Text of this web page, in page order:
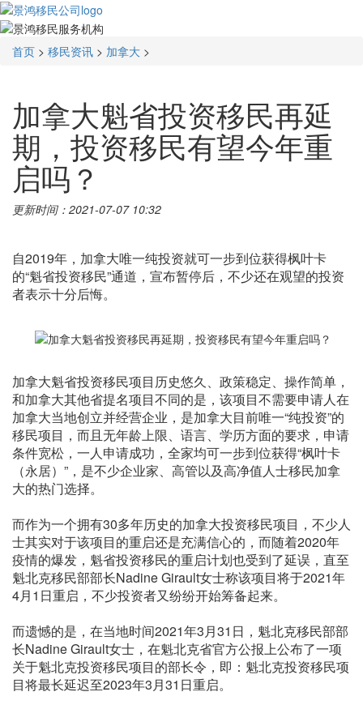
首页 > 移民资讯 > 加拿大 >
加拿大魁省投资移民再延
期，投资移民有望今年重
启吗？
更新时间：2021-07-07 10:32
自2019年，加拿大唯一纯投资就可一步到位获得枫叶卡
的“魁省投资移民”通道，宣布暂停后，不少还在观望的投资
者表示十分后悔。
加拿大魁省投资移民项目历史悠久、政策稳定、操作简单，
和加拿大其他省提名项目不同的是，该项目不需要申请人在
加拿大当地创立并经营企业，是加拿大目前唯一“纯投资”的
移民项目，而且无年龄上限、语言、学历方面的要求，申请
条件宽松，一人申请成功，全家均可一步到位获得“枫叶卡
（永居）”，是不少企业家、高管以及高净值人士移民加拿
大的热门选择。
而作为一个拥有30多年历史的加拿大投资移民项目，不少人
士其实对于该项目的重启还是充满信心的，而随着2020年
疫情的爆发，魁省投资移民的重启计划也受到了延误，直至
魁北克移民部部长Nadine Girault女士称该项目将于2021年
4月1日重启，不少投资者又纷纷开始筹备起来。
而遗憾的是，在当地时间2021年3月31日，魁北克移民部部
长Nadine Girault女士，在魁北克省官方公报上公布了一项
关于魁北克投资移民项目的部长令，即：魁北克投资移民项
目将最长延迟至2023年3月31日重启。